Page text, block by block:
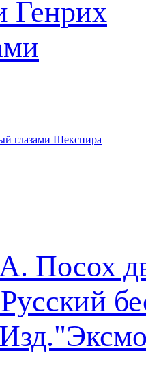
глазами Шекспира